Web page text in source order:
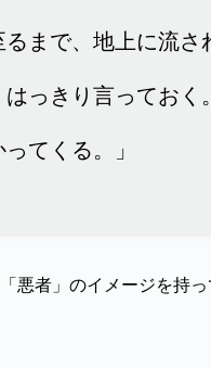
まで、地上に流さ
っきり言っておく
てくる。」
悪者」のイメージを持